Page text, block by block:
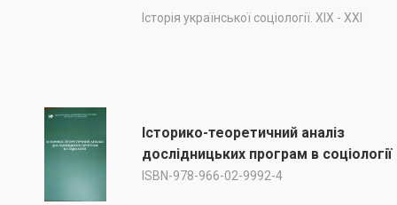
Історія української соціології. ХІХ - ХХІ
Історико-теоретичний аналіз
дослідницьких програм в соціології
ISBN-978-966-02-9992-4